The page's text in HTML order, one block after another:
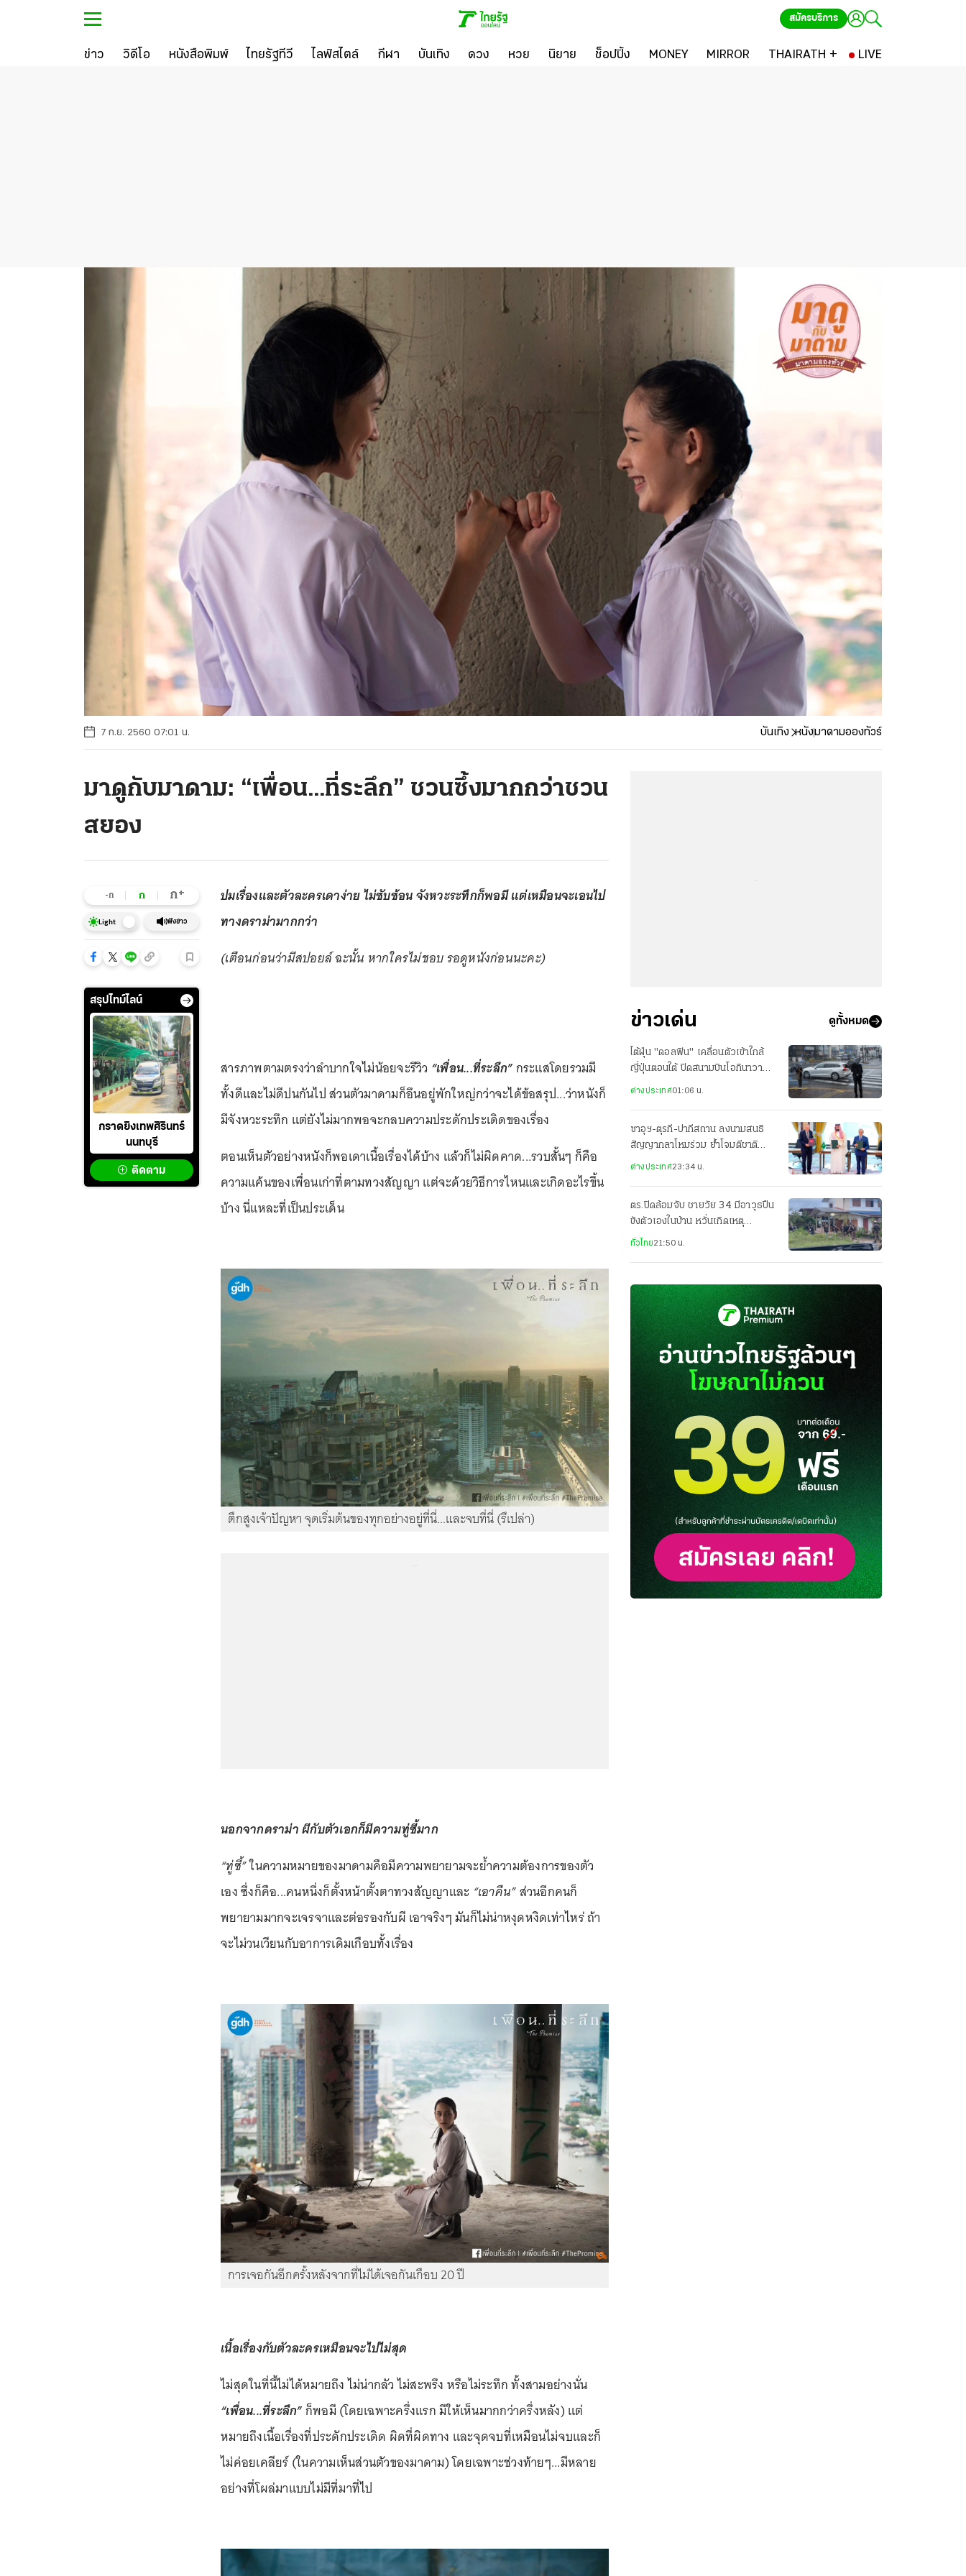
สมัครบริการ
ข่าว วิดีโอ หนังสือพิมพ์ ไทยรัฐทีวี ไลฟ์สไตล์ กีฬา บันเทิง ดวง หวย นิยาย ช็อปปิ้ง MONEY MIRROR THAIRATH + LIVE
7 ก.ย. 2560 07:01 น. บันเทิง หนังมาดามอองทัวร์
มาดูกับมาดาม: “เพื่อน...ที่ระลึก” ชวนซึ้งมากกว่าชวน
สยอง
-ก ก ก+
Light ฟังข่าว
สรุปไทม์ไลน์
กราดยิงเทพศิรินทร์
นนทบุรี
ติดตาม
ปมเรื่องและตัวละครเดาง่าย ไม่ซับซ้อน จังหวะระทึกก็พอมี แต่เหมือนจะเอนไป
ทางดราม่ามากกว่า
(เตือนก่อนว่ามีสปอยล์ ฉะนั้น หากใครไม่ชอบ รอดูหนังก่อนนะคะ)
สารภาพตามตรงว่าลำบากใจไม่น้อยจะรีวิว “เพื่อน...ที่ระลึก”กระแสโดยรวมมี
ทั้งดีและไม่ดีปนกันไป ส่วนตัวมาดามก็อึนอยู่พักใหญ่กว่าจะได้ข้อสรุป...ว่าหนังก็
มีจังหวะระทึก แต่ยังไม่มากพอจะกลบความประดักประเดิดของเรื่อง
ตอนเห็นตัวอย่างหนังก็พอเดาเนื้อเรื่องได้บ้าง แล้วก็ไม่ผิดคาด...รวบสั้นๆ ก็คือ
ความแค้นของเพื่อนเก่าที่ตามทวงสัญญา แต่จะด้วยวิธีการไหนและเกิดอะไรขึ้น
บ้าง นี่แหละที่เป็นประเด็น
ตึกสูงเจ้าปัญหา จุดเริ่มต้นของทุกอย่างอยู่ที่นี่...และจบที่นี่ (รึเปล่า)
นอกจากดราม่า ผีกับตัวเอกก็มีความทู่ซี้มาก
“ทู่ซี้”ในความหมายของมาดามคือมีความพยายามจะย้ำความต้องการของตัว
เอง ซึ่งก็คือ...คนหนึ่งก็ตั้งหน้าตั้งตาทวงสัญญาและ “เอาคืน”ส่วนอีกคนก็
พยายามมากจะเจรจาและต่อรองกับผี เอาจริงๆ มันก็ไม่น่าหงุดหงิดเท่าไหร่ ถ้า
จะไม่วนเวียนกับอาการเดิมเกือบทั้งเรื่อง
การเจอกันอีกครั้งหลังจากที่ไม่ได้เจอกันเกือบ 20 ปี
เนื้อเรื่องกับตัวละครเหมือนจะไปไม่สุด
ไม่สุดในที่นี้ไม่ได้หมายถึง ไม่น่ากลัว ไม่สะพรึง หรือไม่ระทึก ทั้งสามอย่างนั่น
“เพื่อน...ที่ระลึก”ก็พอมี (โดยเฉพาะครึ่งแรก มีให้เห็นมากกว่าครึ่งหลัง) แต่
หมายถึงเนื้อเรื่องที่ประดักประเดิด ผิดที่ผิดทาง และจุดจบที่เหมือนไม่จบและก็
ไม่ค่อยเคลียร์ (ในความเห็นส่วนตัวของมาดาม) โดยเฉพาะช่วงท้ายๆ...มีหลาย
อย่างที่โผล่มาแบบไม่มีที่มาที่ไป
ข่าวเด่น ดูทั้งหมด
ไต้ฝุ่น "ดอลฟิน" เคลื่อนตัวเข้าใกล้
ญี่ปุ่นตอนใต้ ปิดสนามบินโอกินาวา
อพยพประชาชน-เจ็บ 3 ราย
ต่างประเทศ01:06 น.
ซาอุฯ-ตุรกี-ปากีสถาน ลงนามสนธิ
สัญญากลาโหมร่วม ย้ำโจมตีชาติ
เดียวเท่ากับโจมตีทั้ง 3 ประเทศ
ต่างประเทศ23:34 น.
ตร.ปิดล้อมจับ ชายวัย 34 มีอาวุธปืน
ขังตัวเองในบ้าน หวั่นเกิดเหตุ
อันตราย
ทั่วไทย21:50 น.